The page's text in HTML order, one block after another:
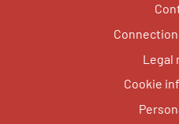
Legal
Cookie